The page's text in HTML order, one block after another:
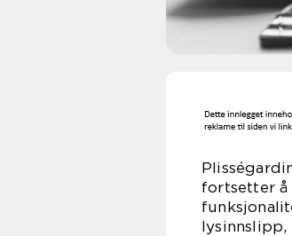
fortsetter